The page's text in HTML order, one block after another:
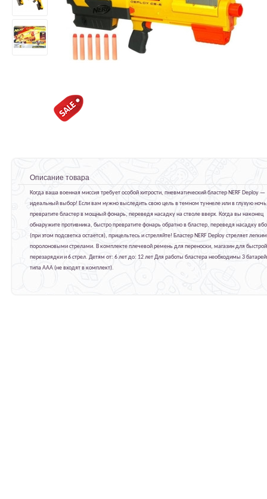
Описание товара
Когда ваша военная миссия требует особой хитрости, пневматический бластер NERF Deploy —
идеальный выбор! Если вам нужно выследить свою цель в темном туннеле или в глухую
превратите бластер в мощный фонарь, переведя насадку на стволе вверх. Когда вы наконец
обнаружите противника, быстро превратите фонарь обратно в бластер, переведя насадку
(при этом подсветка остается), прицельтесь и стреляйте! Бластер NERF Deploy стреляет
поролоновыми стрелами. В комплекте плечевой ремень для переноски, магазин для быстрой
перезарядки и 6 стрел. Детям от: 6 лет до: 12 лет Для работы бластера необходимы 3
типа AAA (не входят в комплект).